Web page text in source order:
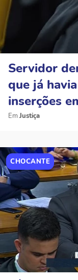
Servidor
que já
inserções
Justiça
CHOCANTE